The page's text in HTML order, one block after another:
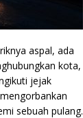
aspal, ada
kota,
jejak
sebuah pulang.